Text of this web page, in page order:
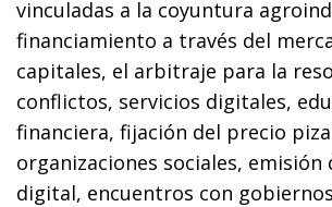
vinculadas a la coyuntura
financiamiento a través del
capitales, el arbitraje para la
conflictos, servicios digitales,
financiera, fijación del precio
organizaciones sociales, emisión
digital, encuentros con